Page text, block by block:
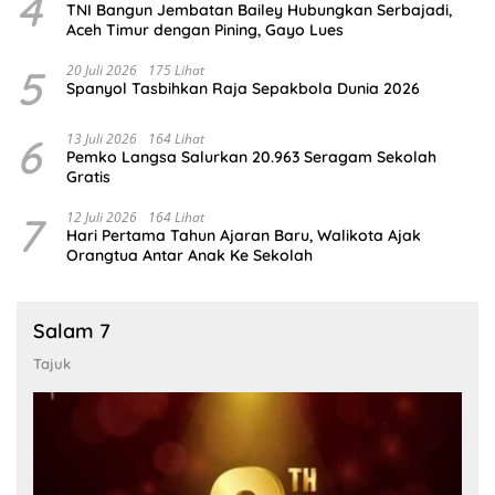
TNI Bangun Jembatan Bailey Hubungkan Serbajadi,
Aceh Timur dengan Pining, Gayo Lues
5 20 Juli 2026 175 Lihat
Spanyol Tasbihkan Raja Sepakbola Dunia 2026
6 13 Juli 2026 164 Lihat
Pemko Langsa Salurkan 20.963 Seragam Sekolah
Gratis
7 12 Juli 2026 164 Lihat
Hari Pertama Tahun Ajaran Baru, Walikota Ajak
Orangtua Antar Anak Ke Sekolah
Salam 7
Tajuk